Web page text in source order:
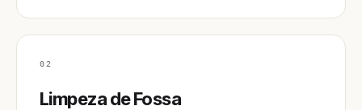
02
Limpeza de Fossa